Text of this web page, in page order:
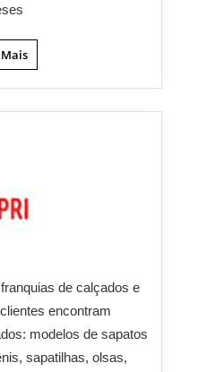
de calçados e
encontram
modelos de sapatos
sapatilhas, olsas,